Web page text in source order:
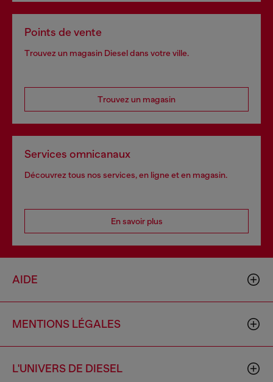
Points de vente
Trouvez un magasin Diesel dans votre ville.
Trouvez un magasin
Services omnicanaux
Découvrez tous nos services, en ligne et en magasin.
En savoir plus
AIDE
MENTIONS LÉGALES
L'UNIVERS DE DIESEL